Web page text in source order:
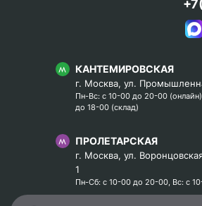
КАНТЕМИРОВСКАЯ
г. Москва, ул.
Пн-Вс: с 10-00 до 20-00
до 18-00 (склад)
ПРОЛЕТАРСКАЯ
г. Москва, ул.
1
Пн-Сб: с 10-00 до 20-00, Вс: с